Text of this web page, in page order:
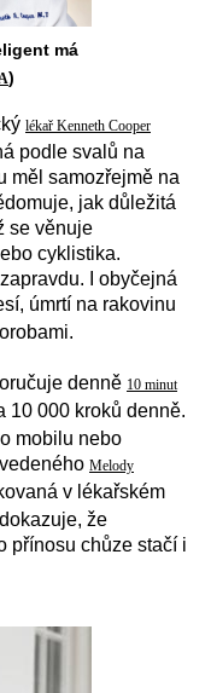
má
)
lékař Kenneth Cooper
podle svalů na
měl samozřejmě na
jak důležitá
se věnuje
cyklistika.
I obyčejná
úmrtí na rakovinu
denně 10 minut
10 000 kroků denně.
mobilu nebo
Melody
v lékařském
že
přínosu chůze stačí i